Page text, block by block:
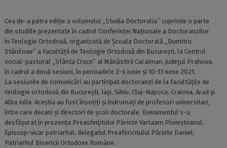
Cea de-a patra ediție a volumului „Studia Doctoralia” cuprinde o parte
din studiile prezentate în cadrul Conferinței Naționale a Doctoranzilor
în Teologie Ortodoxă, organizată de Școala Doctorală „Dumitru
Stăniloae” a Facultății de Teologie Ortodoxă din București, la Centrul
social-pastoral „Sfânta Cruce” al Mănăstirii Caraiman, județul Prahova,
în cadrul a două sesiuni, în perioadele 2-6 iunie și 10-13 iunie 2021.
La sesiunile de comunicări au participat doctoranzi de la facultățile de
teologie ortodoxă din București, Iași, Sibiu, Cluj-Napoca, Craiova, Arad și
Alba Iulia. Aceștia au fost însoțiți și îndrumați de profesori universitari,
între care decani și directori de școli doctorale. Evenimentul s-a
desfășurat în prezența Preasfințitului Părinte Varlaam Ploieșteanul,
Episcop-vicar patriarhal, delegatul Preafericitului Părinte Daniel,
Patriarhul Bisericii Ortodoxe Române.